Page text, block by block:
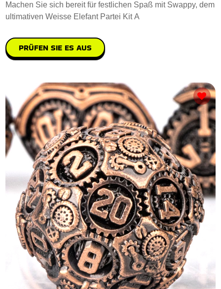
Machen Sie sich bereit für festlichen Spaß mit Swappy, dem
ultimativen Weisse Elefant Partei Kit A
PRÜFEN SIE ES AUS